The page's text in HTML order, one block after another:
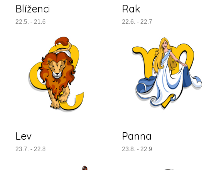
Blíženci
22.5. - 21.6
Rak
22.6. - 22.7
Lev
23.7. - 22.8
Panna
23.8. - 22.9